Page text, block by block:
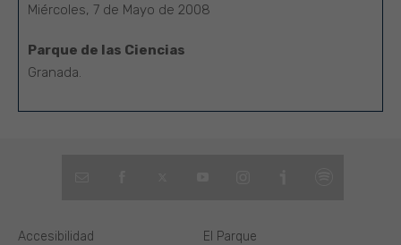
Miércoles, 7 de Mayo de 2008
Parque de las Ciencias
Granada.
El Parque
Accesibilidad